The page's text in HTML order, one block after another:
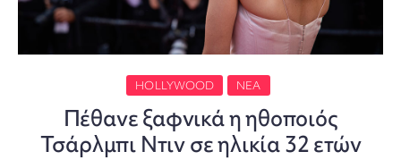
HOLLYWOOD ΝΈΑ
Πέθανε ξαφνικά η ηθοποιός
Τσάρλμπι Ντιν σε ηλικία 32 ετών